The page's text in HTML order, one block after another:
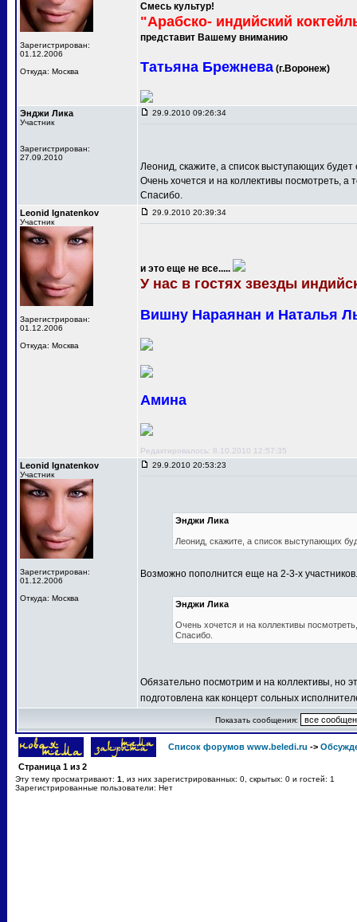
Зарегистрирован:
01.12.2006
Откуда: Москва
Смесь культур!
"Арабско- индийский
представит Вашему вниманию
Татьяна Брежнева (г.Воронеж)
Энджи Лика
Участник
Зарегистрирован:
27.09.2010
29.9.2010 09:26:34
Леонид, скажите, а список выступающих
Очень хочется и на коллективы посмотреть, а
Спасибо.
Leonid Ignatenkov
Участник
Зарегистрирован:
01.12.2006
Откуда: Москва
29.9.2010 20:39:34
и это еще не все.....
У нас в гостях звезды
Вишну Нараянан и Наталья
Амина
Редактировалось: 8.10.2010 12:57:35
Leonid Ignatenkov
Участник
Зарегистрирован:
01.12.2006
Откуда: Москва
29.9.2010 20:53:23
Энджи Лика
Леонид, скажите, а список выступающих
Возможно пополнится еще на 2-3-х
Энджи Лика
Очень хочется и на коллективы
Спасибо.
Обязательно посмотрим и на коллективы, но
подготовлена как концерт сольных
Показать сообщения:
Список форумов www.beledi.ru ->
Страница 1 из 2
Эту тему просматривают: 1
, из них зарегистрированных: 0, скрытых: 0 и гостей: 1
Зарегистрированные пользователи: Нет